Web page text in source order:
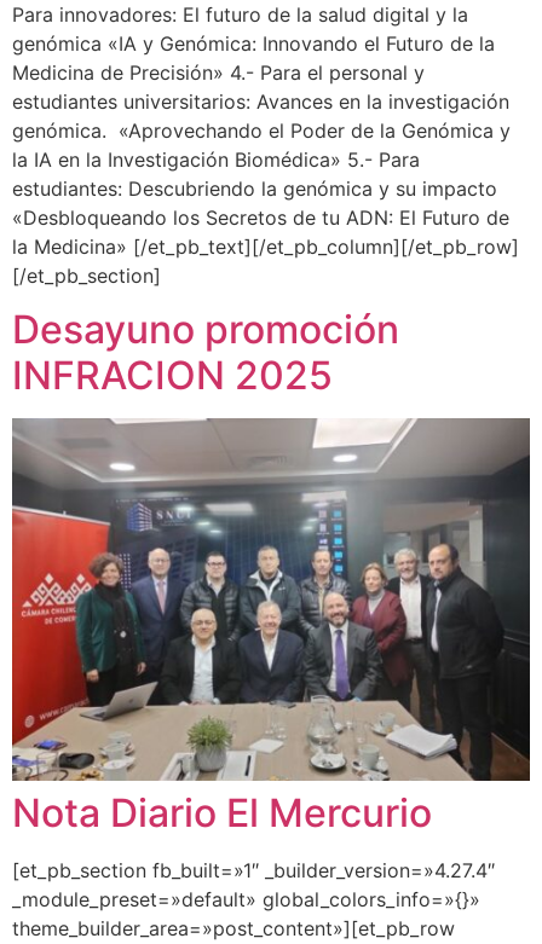
Para innovadores: El futuro de la salud digital y la
genómica «IA y Genómica: Innovando el Futuro de la
Medicina de Precisión» 4.- Para el personal y
estudiantes universitarios: Avances en la investigación
genómica. «Aprovechando el Poder de la Genómica y
la IA en la Investigación Biomédica» 5.- Para
estudiantes: Descubriendo la genómica y su impacto
«Desbloqueando los Secretos de tu ADN: El Futuro de
la Medicina» [/et_pb_text][/et_pb_column][/et_pb_row]
[/et_pb_section]
Desayuno promoción
INFRACION 2025
Nota Diario El Mercurio
[et_pb_section fb_built=»1″ _builder_version=»4.27.4″
_module_preset=»default» global_colors_info=»{}»
theme_builder_area=»post_content»][et_pb_row